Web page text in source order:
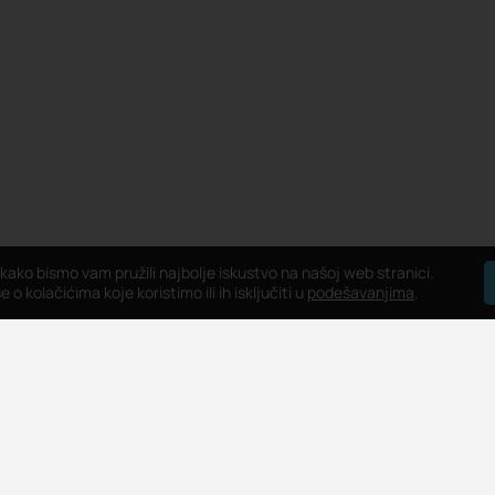
bismo vam pružili najbolje iskustvo na našoj web stranici.
o kolačićima koje koristimo ili ih isključiti u podešavanjima.